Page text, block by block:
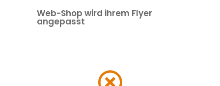
Web-Shop wird ihrem Flyer
angepasst